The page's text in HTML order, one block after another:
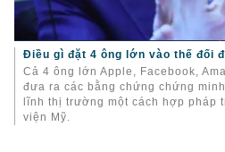
Điều gì đặt 4 ông lớn vào thế đối
Cả 4 ông lớn Apple, Facebook,
đưa ra các bằng chứng chứng
lĩnh thị trường một cách hợp pháp
viện Mỹ.